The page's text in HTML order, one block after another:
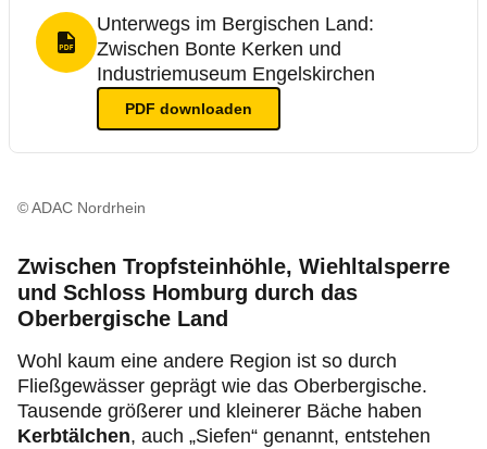
PDF Format
Unterwegs im Bergischen Land:
Zwischen Bonte Kerken und
Industriemuseum Engelskirchen
PDF downloaden
© ADAC Nordrhein
Zwischen Tropfsteinhöhle, Wiehltalsperre
und Schloss Homburg durch das
Oberbergische Land
Wohl kaum eine andere Region ist so durch
Fließgewässer geprägt wie das Oberbergische.
Tausende größerer und kleinerer Bäche haben
Kerbtälchen, auch „Siefen“ genannt, entstehen